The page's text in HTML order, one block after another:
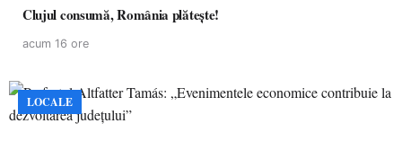
Clujul consumă, România plătește!
acum 16 ore
LOCALE